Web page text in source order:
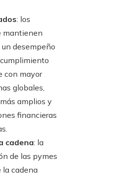
: los
mantienen
desempeño
con mayor
globales,
amplios y
financieras
cadena: la
de las pymes
la cadena